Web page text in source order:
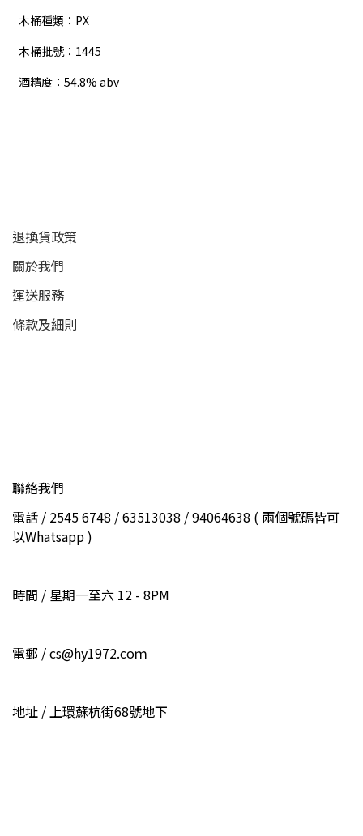
木桶種類：PX
木桶批號：1445
酒精度：54.8% abv
退換貨政策
關於我們
運送服務
條款及細則
聯絡我們
電話 / 2545 6748 / 63513038 / 94064638 ( 兩個號碼皆可
以Whatsapp )
時間 / 星期一至六 12 - 8PM
電郵 / cs@hy1972.coｍ
地址 / 上環蘇杭街68號地下